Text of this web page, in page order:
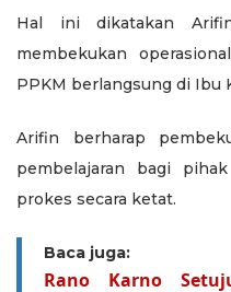
Hal ini dikatakan
membekukan
PPKM berlangsung di Ibu
Arifin berharap
pembelajaran bagi
prokes secara ketat.
Baca juga:
Rano Karno